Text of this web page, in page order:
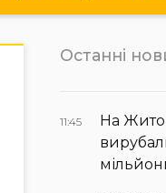
Останні
11:45
На